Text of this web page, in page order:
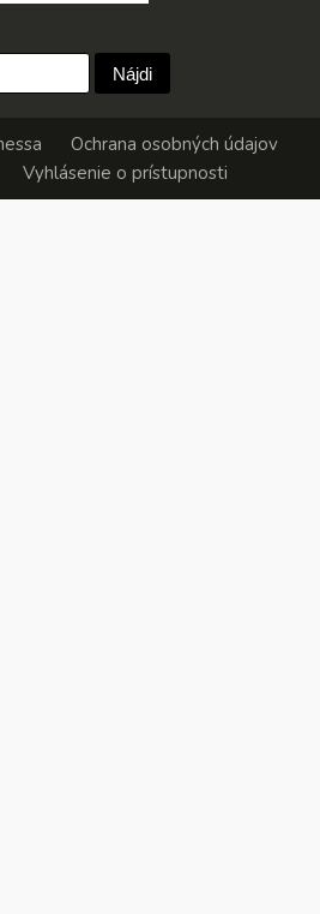
Ochrana osobných údajov
Vyhlásenie o prístupnosti